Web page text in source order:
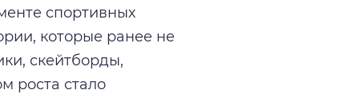
спортивных
которые ранее не
скейтборды,
роста стало